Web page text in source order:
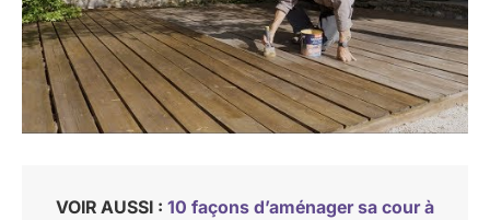
VOIR AUSSI : 10 façons d’aménager sa cour à